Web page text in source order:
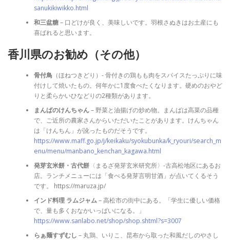
sanukikiwikko.html
和三盆糖– 口どけが良く、美味しいです。羽根さぬきはお土産にも
喜ばれると思います。
香川県のお勧め（その他）
骨付鳥 （ほねつきどり）- 骨付きの鶏もも肉をスパイスたっぷりに味
付けして焼いたもの。何年かに1度食べたくなります。硬めのおやど
りと柔らかいひなどりの2種類があります。
まんばのけんちゃん– 野菜と油揚げの炒め物。まんばは高菜の品種
で、ご近所の農家さんからいただいたことがあります。けんちゃん
は「けんちん」が訛ったものだそうです。
https://www.maff.go.jp/j/keikaku/syokubunka/k_ryouri/search_m
enu/menu/manbano_kenchan_kagawa.html
発芽玄米餅・古代餅〈まるざ発芽玄米研究所〉-古高松地区にあるお
店。ランチメニューには「食べる発芽言明甘酒」が点いてくるそう
です。 https://maruza.jp/
インド料理 ラムジャム– 高松市の街中にある。「学生に優しい価格
で、量も多くおなかいっぱいになる。」
https://www.sanlabo.net/shop/shop.shtml?s=3007
らぁ麺すずむし – 丸鶏、いりこ、昆布から取った和風だしのやさし